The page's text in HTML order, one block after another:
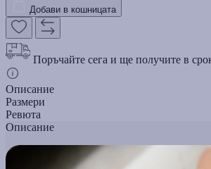
Добави в кошницата
Поръчайте сега и ще получите в
Описание
Размери
Ревюта
Описание